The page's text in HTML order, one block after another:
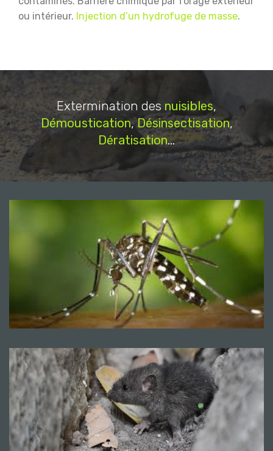
ou intérieur. Injection d’un hydrofuge de masse.
Extermination des nuisibles,
Démoustication,Désinsectisation,
Dératisation...